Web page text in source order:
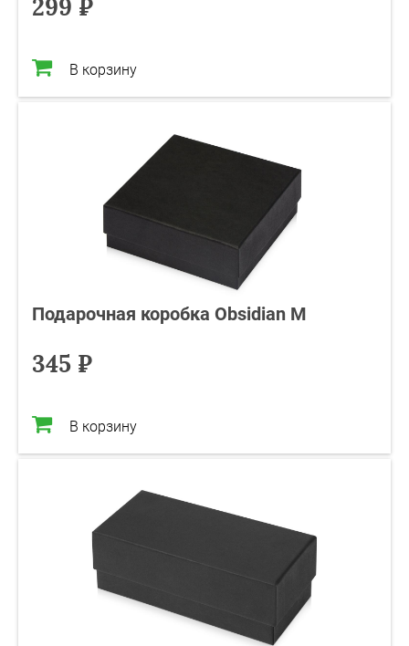
299 ₽
В корзину
Подарочная коробка Obsidian M
345 ₽
В корзину